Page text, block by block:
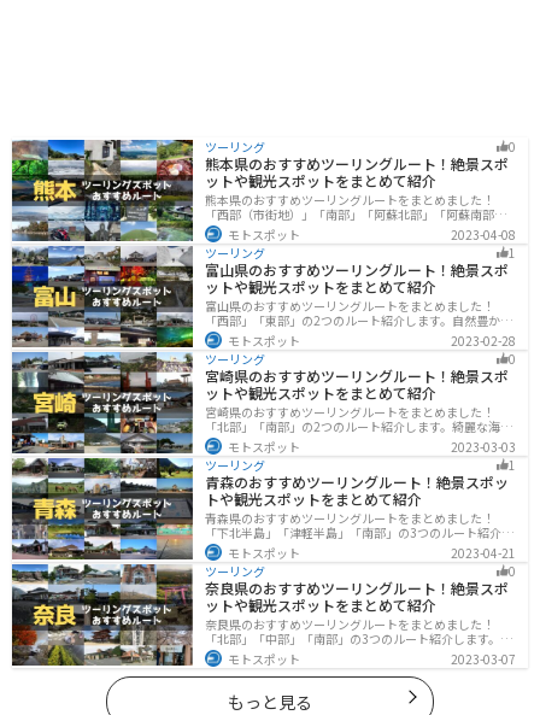
ツーリング 0
熊本県のおすすめツーリングルート！絶景スポ
ットや観光スポットをまとめて紹介
熊本県のおすすめツーリングルートをまとめました！
「西部（市街地）」「南部」「阿蘇北部」「阿蘇南部」
の4つのルート紹介します。阿蘇山や天草諸島をはじめと
した豊かな自然や、熊本城や水前寺成趣園など歴史ある
観光スポットが多数あり、様々な楽しみ方ができます。
バイクで熊本県にツーリングに行く際は参考にしてくだ
さい。
モトスポット
2023-04-08
ツーリング
1
富山県のおすすめツーリングルート！絶景スポ
ットや観光スポットをまとめて紹介
富山県のおすすめツーリングルートをまとめました！
「西部」「東部」の2つのルート紹介します。自然豊かな
山と海、温泉が充実しており、美術館などもあるので、
自然を満喫するツーリングができます。バイクで富山県
にツーリングに行く際は参考にしてください。
モトスポット
2023-02-28
ツーリング
0
宮崎県のおすすめツーリングルート！絶景スポ
ットや観光スポットをまとめて紹介
宮崎県のおすすめツーリングルートをまとめました！
「北部」「南部」の2つのルート紹介します。綺麗な海岸
線が特徴的な海・自然豊かな山・趣のある神社を満喫す
るツーリングができます。バイクで宮崎県にツーリング
に行く際は参考にしてください。
モトスポット
2023-03-03
ツーリング
1
青森のおすすめツーリングルート！絶景スポッ
トや観光スポットをまとめて紹介
青森県のおすすめツーリングルートをまとめました！
「下北半島」「津軽半島」「南部」の3つのルート紹介し
ます。自然に恵まれた風光明媚な景色や歴史文化に触れ
られる観光スポットが多くあります。バイクで青森県に
ツーリングに行く際は参考にしてください。
モトスポット
2023-04-21
ツーリング
0
奈良県のおすすめツーリングルート！絶景スポ
ットや観光スポットをまとめて紹介
奈良県のおすすめツーリングルートをまとめました！
「北部」「中部」「南部」の3つのルート紹介します。歴
史のある神社寺院が多数あり、自然豊かや山々、グルメ
を満喫するツーリングができます。バイクで奈良県にツ
ーリングに行く際は参考にしてください。
モトスポット 2023-03-07
もっと見る